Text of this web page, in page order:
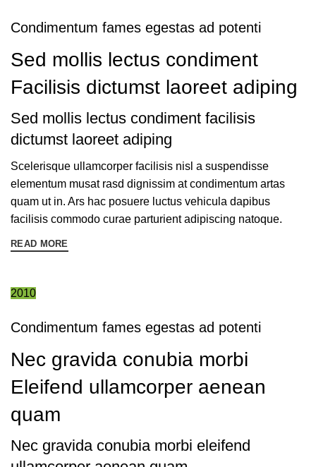
Condimentum fames egestas ad potenti
Sed mollis lectus condiment
Facilisis dictumst laoreet adiping
Sed mollis lectus condiment facilisis
dictumst laoreet adiping
Scelerisque ullamcorper facilisis nisl a suspendisse
elementum musat rasd dignissim at condimentum artas
quam ut in. Ars hac posuere luctus vehicula dapibus
facilisis commodo curae parturient adipiscing natoque.
READ MORE
2010
Condimentum fames egestas ad potenti
Nec gravida conubia morbi
Eleifend ullamcorper aenean
quam
Nec gravida conubia morbi eleifend